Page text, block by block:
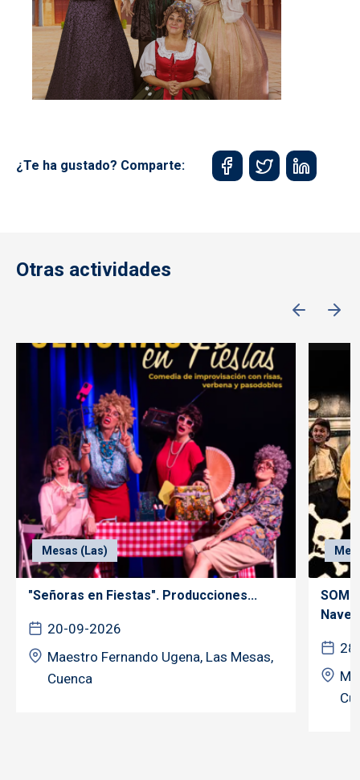
¿Te ha gustado? Comparte:
Otras actividades
Mesas (Las)
"Señoras en Fiestas". Producciones...
20-09-2026
Maestro Fernando Ugena, Las Mesas,
Cuenca